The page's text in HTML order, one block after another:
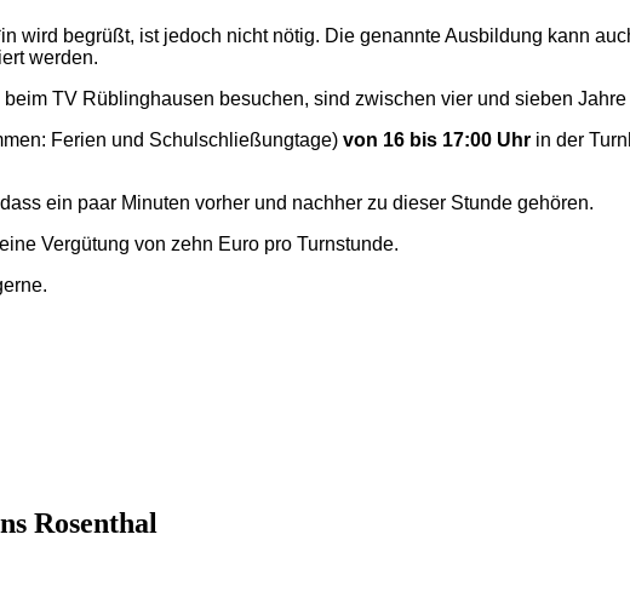
wird begrüßt, ist jedoch nicht nötig. Die genannte Ausbildung kann
werden.
TV Rüblinghausen besuchen, sind zwischen vier und sieben Jahre
Ferien und Schulschließungtage) von 16 bis 17:00 Uhr in der
ein paar Minuten vorher und nachher zu dieser Stunde gehören.
Vergütung von zehn Euro pro Turnstunde.
Rosenthal